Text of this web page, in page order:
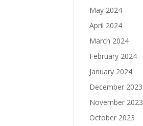
May 2024
April 2024
March 2024
February 2024
January 2024
December 2023
November 2023
October 2023